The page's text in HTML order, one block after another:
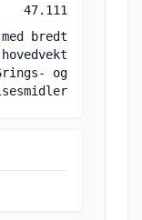
47.111
bredt
og